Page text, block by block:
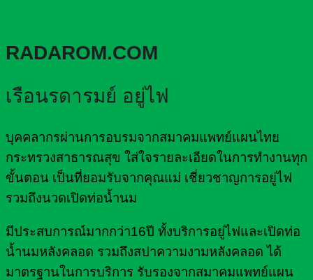
RADAROM.COM
เรือนรดารมย์ อยู่ไฟ
บุคคลากรผ่านการอบรมจากสมาคมแพทย์แผนไทย
กระทรวงสาธารณสุข ใส่ใจรายละเอียดในการทำงานทุก
ขั้นตอน เป็นที่ยอมรับจากคุณแม่ เชี่ยวชาญการอยู่ไฟ
รวมถึงนวดเปิดท่อน้ำนม
มีประสบการณ์มากกว่า16ปี ทั้งบริการอยู่ไฟและเปิดท่อ
น้ำนมหลังคลอด รวมถึงสปาความงามหลังคลอด ได้
มาตรฐานในการบริการ รับรองจากสมาคมแพทย์แผน